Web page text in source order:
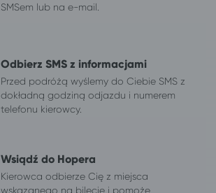
SMSem lub na e-mail.
Odbierz SMS z informacjami
Przed podróżą wyślemy do Ciebie SMS z
dokładną godziną odjazdu i numerem
telefonu kierowcy.
Wsiądź do Hopera
Kierowca odbierze Cię z miejsca
wskazanego na bilecie i pomoże